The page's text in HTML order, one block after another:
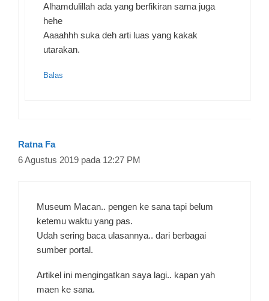
Alhamdulillah ada yang berfikiran sama juga
hehe
Aaaahhh suka deh arti luas yang kakak
utarakan.
Balas
Ratna Fa
6 Agustus 2019 pada 12:27 PM
Museum Macan.. pengen ke sana tapi belum
ketemu waktu yang pas.
Udah sering baca ulasannya.. dari berbagai
sumber portal.
Artikel ini mengingatkan saya lagi.. kapan yah
maen ke sana.